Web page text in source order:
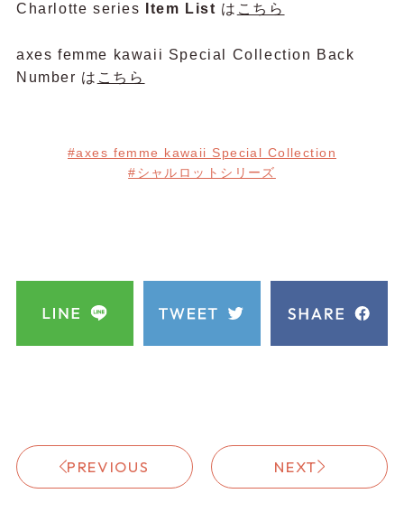
Charlotte series
Item List は こちら
axes femme kawaii Special Collection Back
Number は こちら
#axes femme kawaii Special Collection
#シャルロットシリーズ
PREVIOUS NEXT